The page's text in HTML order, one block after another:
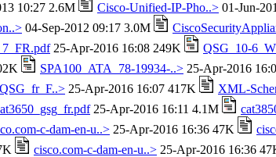
10:27 2.6M Cisco-Unified-IP-Pho..> 01-Jun-
04-Sep-2012 09:17 3.0M
25-Apr-2016 16:08 249K QSG_10-
SPA100_ATA_78-19934-..> 25-Apr-2016
25-Apr-2016 16:07 417K XML-
25-Apr-2016 16:11 4.1M
c-dam-en-u..> 25-Apr-2016 16:36 47K
cisco.com-c-dam-en-u..> 25-Apr-2016 16:36